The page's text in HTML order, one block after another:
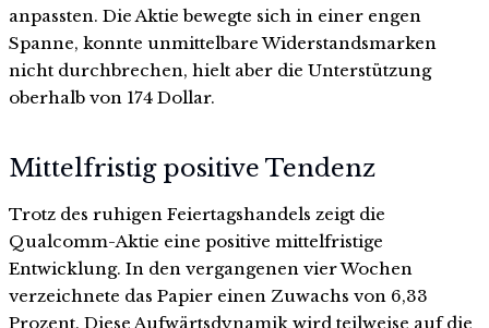
anpassten. Die Aktie bewegte sich in einer engen
Spanne, konnte unmittelbare Widerstandsmarken
nicht durchbrechen, hielt aber die Unterstützung
oberhalb von 174 Dollar.
Mittelfristig positive Tendenz
Trotz des ruhigen Feiertagshandels zeigt die
Qualcomm-Aktie eine positive mittelfristige
Entwicklung. In den vergangenen vier Wochen
verzeichnete das Papier einen Zuwachs von 6,33
Prozent. Diese Aufwärtsdynamik wird teilweise auf die